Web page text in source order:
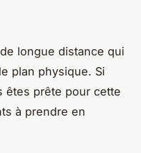
longue distance qui
plan physique. Si
êtes prête pour cette
à prendre en